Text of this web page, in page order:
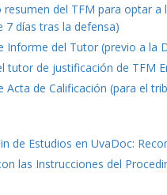
resumen del TFM para optar
7 días tras la defensa)
Informe del Tutor (previo a la
tutor de justificación de TFM
Acta de Calificación (para el
de Estudios en UvaDoc:
las Instrucciones del